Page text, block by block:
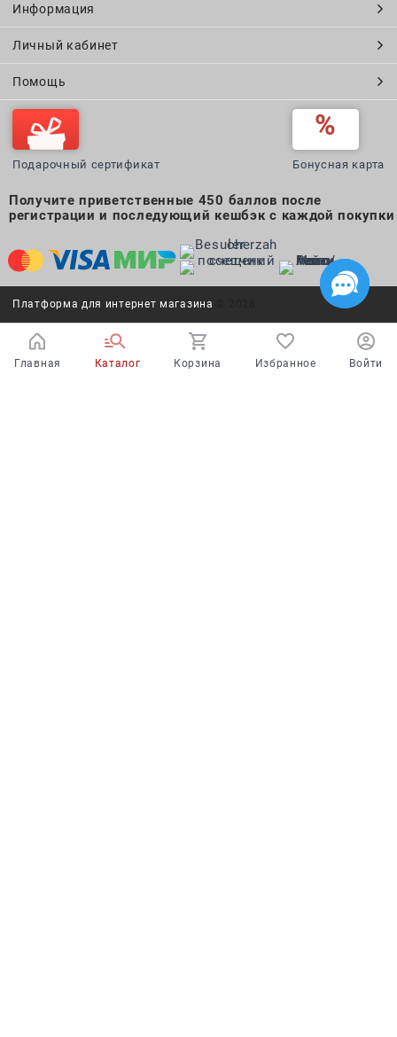
Информация
Личный кабинет
Помощь
Подарочный сертификат Бонусная карта
Получите приветственные 450 баллов после
регистрации и последующий кешбэк с каждой покупки
Платформа для интернет магазина
Главная Каталог Корзина Избранное Войти